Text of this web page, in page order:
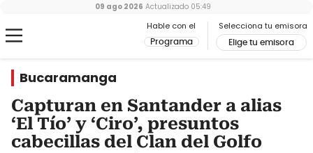
Hable con el
Programa
Selecciona tu emisora
Elige tu emisora
09 ago 2026 Actualizado 05:49
Bucaramanga
Capturan en Santander a alias
‘El Tío’ y ‘Ciro’, presuntos
cabecillas del Clan del Golfo